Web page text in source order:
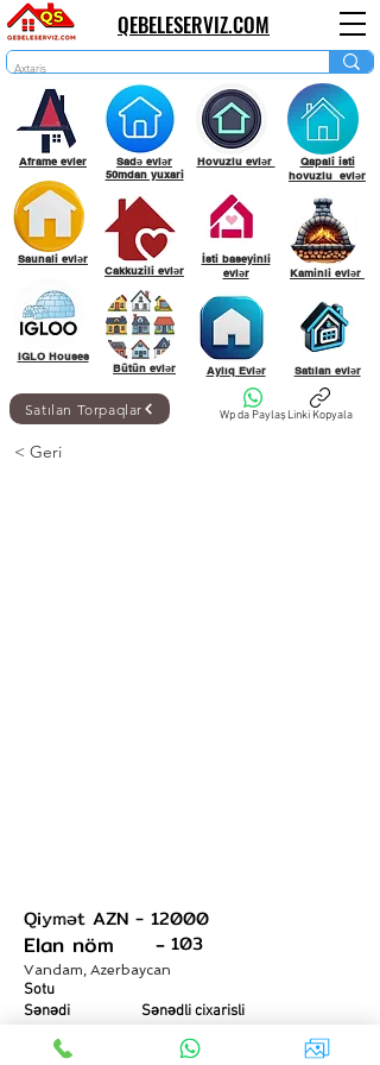
QEBELESERVIZ.COM
Aframe evler
Saunali evlər
IGLO Houses
Sadə evlər
50mdan yuxari
Cakkuzili evlər
Bütün evlər
Hovuzlu evlər
İsti baseyinli
evlər
Aylıq Evlər
Qapali isti
hovuzlu evlər
Kaminli evlər
Satılan evlər
Wp da PaylaşLinki Kopyala
Satılan Torpaqlar
< Geri
Qiymət AZN - 12000
+994 993 88 22 23
Elan nöm - 103
Vandam, Azerbaycan
Sotu
Sənədi
Sənədli cixarisli
Qəbələ Vəndam Nohur gölə çatmamış solda